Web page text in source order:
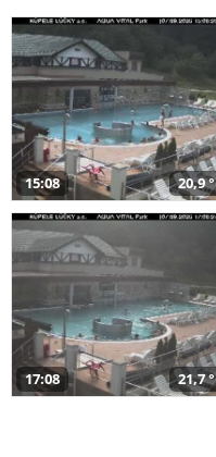
15:08 20,9
17:08 21,7